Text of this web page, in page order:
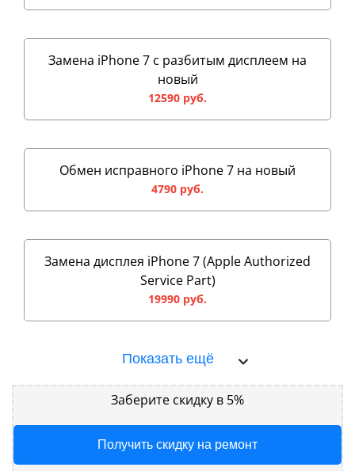
Замена iPhone 7 с разбитым дисплеем на
новый
12590 руб.
Обмен исправного iPhone 7 на новый
4790 руб.
Замена дисплея iPhone 7 (Apple Authorized
Service Part)
19990 руб.
Показать ещё
Заберите скидку в 5%
Получить скидку на ремонт